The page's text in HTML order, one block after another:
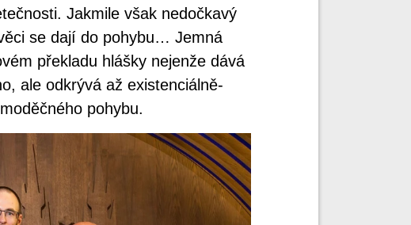
Jakmile však nedočkavý
se dají do pohybu… Jemná
překladu hlášky nejenže dává
ale odkrývá až existenciálně-
pohybu.